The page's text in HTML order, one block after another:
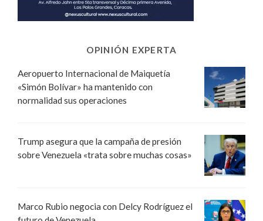
OPINIÓN EXPERTA
Aeropuerto Internacional de Maiquetía
«Simón Bolívar» ha mantenido con
normalidad sus operaciones
Trump asegura que la campaña de presión
sobre Venezuela «trata sobre muchas cosas»
Marco Rubio negocia con Delcy Rodríguez el